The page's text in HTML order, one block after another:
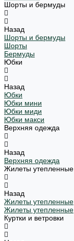
Шорты и бермуды
Назад
Шорты и бермуды
Шорты
Бермуды
Юбки
Назад
Юбки
Юбки мини
Юбки миди
Юбки макси
Верхняя одежда
Назад
Верхняя одежда
Жилеты утепленные
Назад
Жилеты утепленные
Жилеты утепленные
Куртки и ветровки